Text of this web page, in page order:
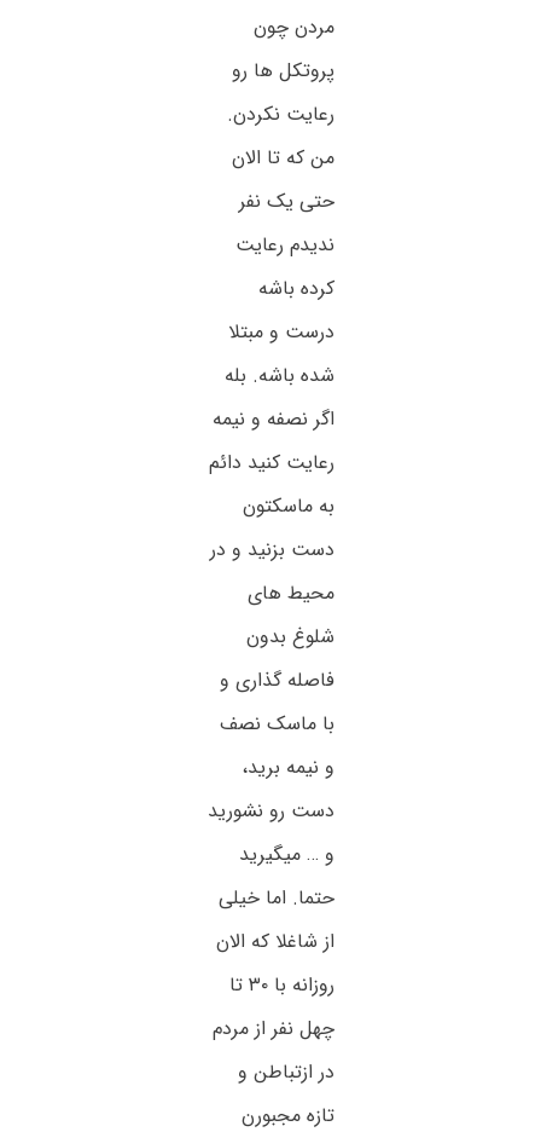
مردن چون
پروتکل ها رو
رعایت نکردن.
من که تا الان
حتی یک نفر
ندیدم رعایت
کرده باشه
درست و مبتلا
شده باشه. بله
اگر نصفه و نیمه
رعایت کنید دائم
به ماسکتون
دست بزنید و در
محیط های
شلوغ بدون
فاصله گذاری و
با ماسک نصف
و نیمه برید،
دست رو نشورید
و … میگیرید
حتما. اما خیلی
از شاغلا که الان
روزانه با ۳۰ تا
چهل نفر از مردم
در ازتباطن و
تازه مجبورن